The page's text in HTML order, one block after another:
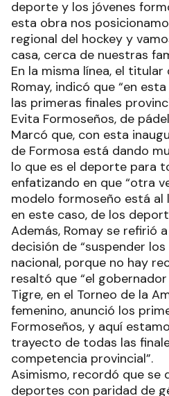
deporte y los jóvenes
esta obra nos
regional del hockey y
casa, cerca de nuestras
En la misma línea, el
Romay, indicó que “en
las primeras finales
Evita Formoseños, de
Marcó que, con esta
de Formosa está dando
lo que es el deporte para
enfatizando en que “otra
modelo formoseño está al
en este caso, de los
Además, Romay se refirió
decisión de “suspender
nacional, porque no hay
resaltó que “el
Tigre, en el Torneo de la
femenino, anunció los
Formoseños, y aquí
trayecto de todas las
competencia provincial”.
Asimismo, recordó que se
deportes con paridad de